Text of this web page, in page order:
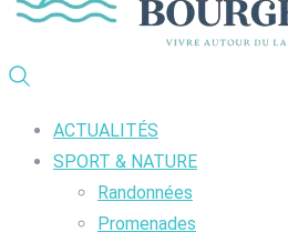
ACTUALITÉS
SPORT & NATURE
Randonnées
Promenades